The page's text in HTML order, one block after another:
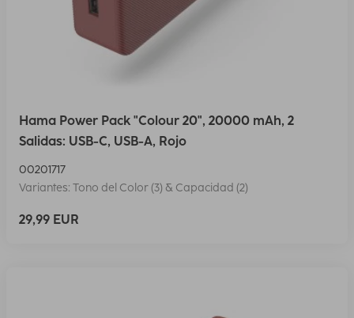
Hama Power Pack "Colour 20", 20000 mAh, 2
Salidas: USB-C, USB-A, Rojo
00201717
Variantes: Tono del Color (3) & Capacidad (2)
29,99 EUR